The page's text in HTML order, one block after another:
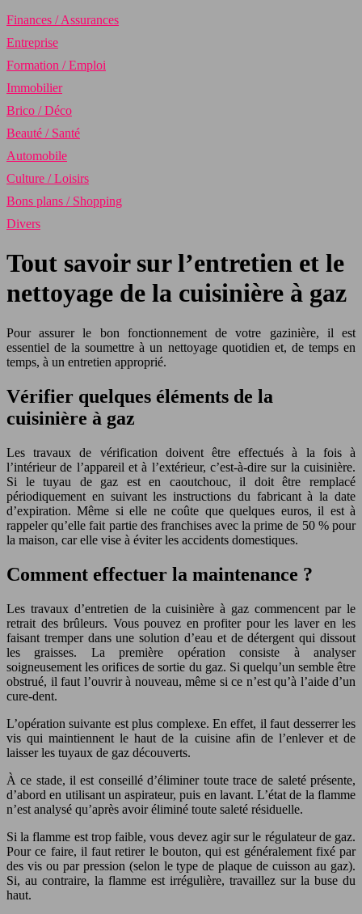
Finances / Assurances
Entreprise
Formation / Emploi
Immobilier
Brico / Déco
Beauté / Santé
Automobile
Culture / Loisirs
Bons plans / Shopping
Divers
Tout savoir sur l’entretien et le
nettoyage de la cuisinière à gaz
Pour assurer le bon fonctionnement de votre gazinière, il est
essentiel de la soumettre à un nettoyage quotidien et, de temps en
temps, à un entretien approprié.
Vérifier quelques éléments de la
cuisinière à gaz
Les travaux de vérification doivent être effectués à la fois à
l’intérieur de l’appareil et à l’extérieur, c’est-à-dire sur la cuisinière.
Si le tuyau de gaz est en caoutchouc, il doit être remplacé
périodiquement en suivant les instructions du fabricant à la date
d’expiration. Même si elle ne coûte que quelques euros, il est à
rappeler qu’elle fait partie des franchises avec la prime de 50 % pour
la maison, car elle vise à éviter les accidents domestiques.
Comment effectuer la maintenance ?
Les travaux d’entretien de la cuisinière à gaz commencent par le
retrait des brûleurs. Vous pouvez en profiter pour les laver en les
faisant tremper dans une solution d’eau et de détergent qui dissout
les graisses. La première opération consiste à analyser
soigneusement les orifices de sortie du gaz. Si quelqu’un semble être
obstrué, il faut l’ouvrir à nouveau, même si ce n’est qu’à l’aide d’un
cure-dent.
L’opération suivante est plus complexe. En effet, il faut desserrer les
vis qui maintiennent le haut de la cuisine afin de l’enlever et de
laisser les tuyaux de gaz découverts.
À ce stade, il est conseillé d’éliminer toute trace de saleté présente,
d’abord en utilisant un aspirateur, puis en lavant. L’état de la flamme
n’est analysé qu’après avoir éliminé toute saleté résiduelle.
Si la flamme est trop faible, vous devez agir sur le régulateur de gaz.
Pour ce faire, il faut retirer le bouton, qui est généralement fixé par
des vis ou par pression (selon le type de plaque de cuisson au gaz).
Si, au contraire, la flamme est irrégulière, travaillez sur la buse du
haut.